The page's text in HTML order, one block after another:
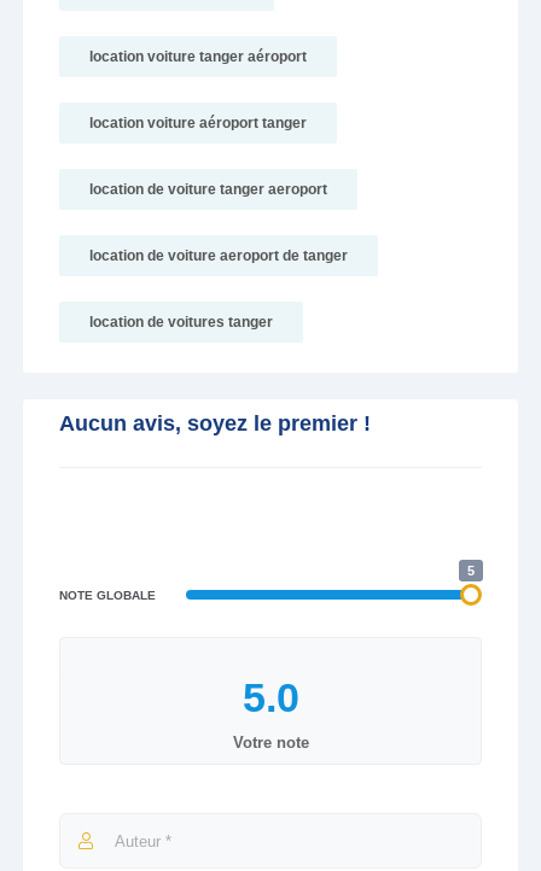
location voiture tanger aéroport
location voiture aéroport tanger
location de voiture tanger aeroport
location de voiture aeroport de tanger
location de voitures tanger
Aucun avis, soyez le premier !
NOTE GLOBALE
5
Votre note